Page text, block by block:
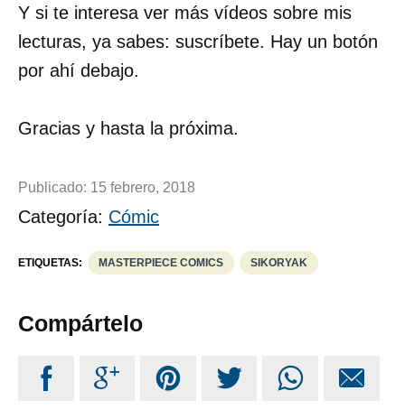
Y si te interesa ver más vídeos sobre mis
lecturas, ya sabes: suscríbete. Hay un botón
por ahí debajo.
Gracias y hasta la próxima.
Publicado: 15 febrero, 2018
Categoría: Cómic
ETIQUETAS: MASTERPIECE COMICS SIKORYAK
Compártelo
     